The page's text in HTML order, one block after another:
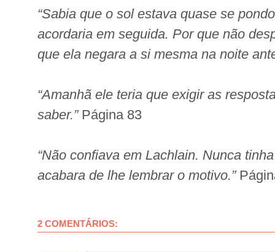
“Sabia que o sol estava quase se
acordaria em seguida. Por que não
que ela negara a si mesma na noite
“Amanhã ele teria que exigir as
saber.” Página 83
“Não confiava em Lachlain. Nunca
acabara de lhe lembrar o motivo.”
2 COMENTÁRIOS: